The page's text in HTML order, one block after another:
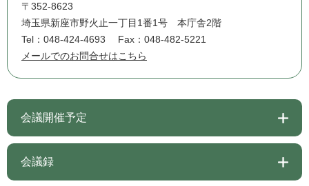
〒352-8623
埼玉県新座市野火止一丁目1番1号 本庁舎2階
Tel：048-424-4693
Fax：048-482-5221
メールでのお問合せはこちら
会議開催予定
会議録